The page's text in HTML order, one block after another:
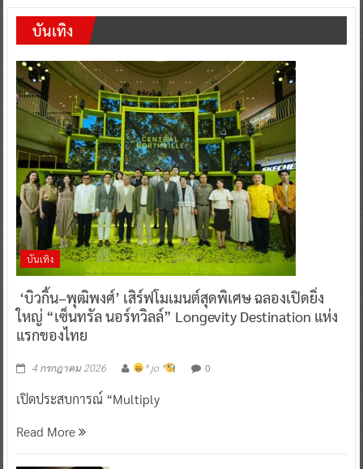
บันเทิง
บันเทิง
‘บิวกิ้น–พุฒิพงศ์’ เสิร์ฟโมเมนต์สุดพิเศษ ฉลองเปิดยิ่ง
ใหญ่ “เซ็นทรัล นอร์ทวิลล์” Longevity Destination แห่ง
แรกของไทย
4 กรกฎาคม 2026 ^ jo ^ 0
เปิดประสบการณ์ “Multiply
Read More